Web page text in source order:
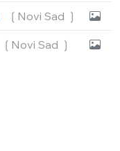
❲Novi Sad ❳
❲Novi Sad ❳